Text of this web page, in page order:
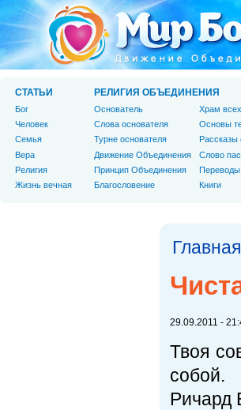
Главная
29.09.2011 -
Твоя
собой.
Ричард
СТАТЬИ
Бог
Человек
Cемья
Вера
Религия
Жизнь вечная
РЕЛИГИЯ ОБЪЕДИНЕНИЯ
Основатель
Слова основателя
Турне основателя
Движение Объединения
Принцип Объединения
Благословение
Храм
Основы
Рассказы
Слово
Книги